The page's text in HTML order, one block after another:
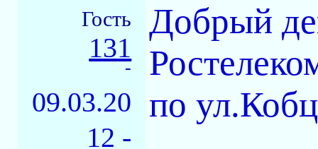
Гость
131
-
09.03.20
12 -
Добрый
по